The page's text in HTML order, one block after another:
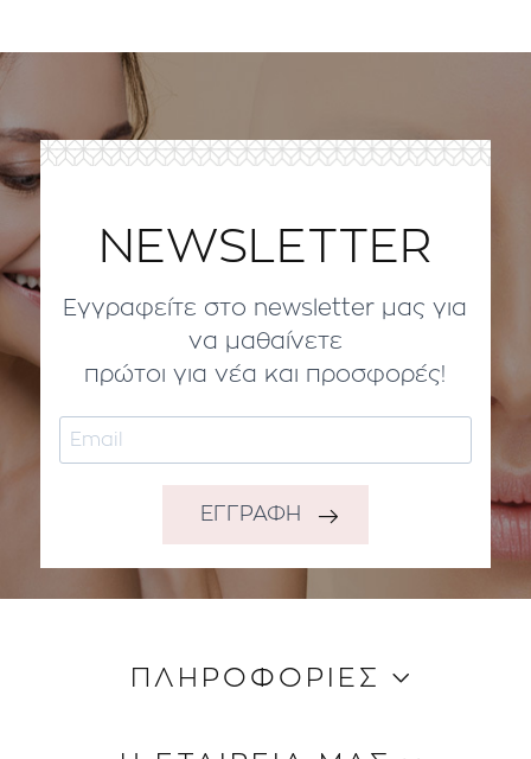
NEWSLETTER
Εγγραφείτε στο newsletter μας για
να μαθαίνετε
πρώτοι για νέα και προσφορές!
ΕΓΓΡΑΦΗ
ΠΛΗΡΟΦΟΡΙΕΣ